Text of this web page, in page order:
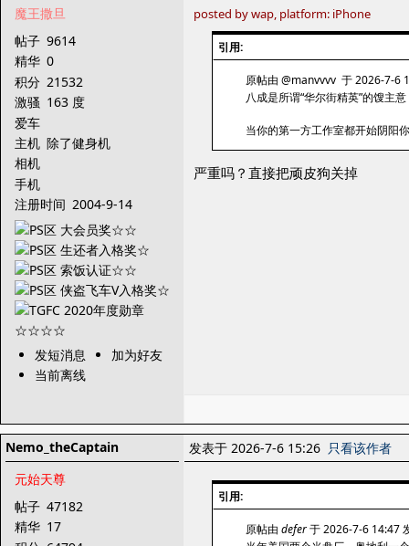
魔王撒旦
帖子 9614
精华 0
积分 21532
激骚 163 度
爱车
主机 除了健身机
相机
手机
注册时间 2004-9-14
发短消息
加为好友
当前离线
posted by wap, platform: iPhone
引用:
原帖由 @manvvvv 于 2026-7-6
八成是所谓“华尔街精英”的馊主
当你的第一方工作室都开始阴阳
严重吗？直接把顽皮狗关掉
Nemo_theCaptain
元始天尊
帖子 47182
精华 17
发表于 2026-7-6 15:26 只看该作者
引用:
原帖由 defer于 2026-7-6 14:47